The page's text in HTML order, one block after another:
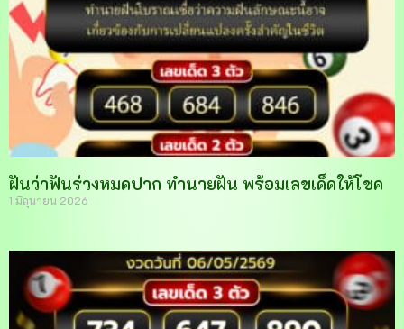
ฝันว่าฟันร่วงหมดปาก ทำนายฝัน พร้อมเลขเด็ดให้โชค
1 มิถุนายน 2026